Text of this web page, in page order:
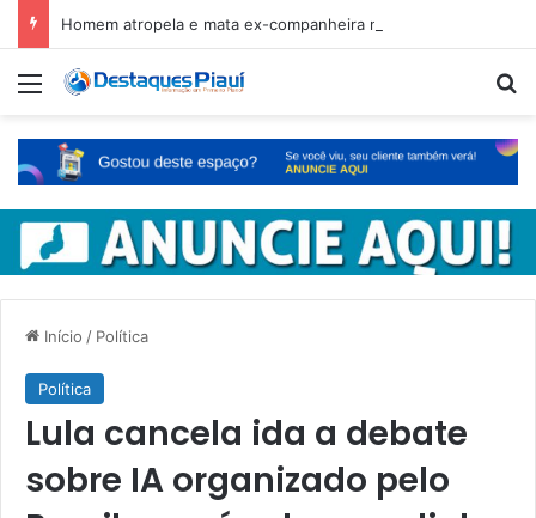
Menu
Início / Política
Política
Lula cancela ida a debate
sobre IA organizado pelo